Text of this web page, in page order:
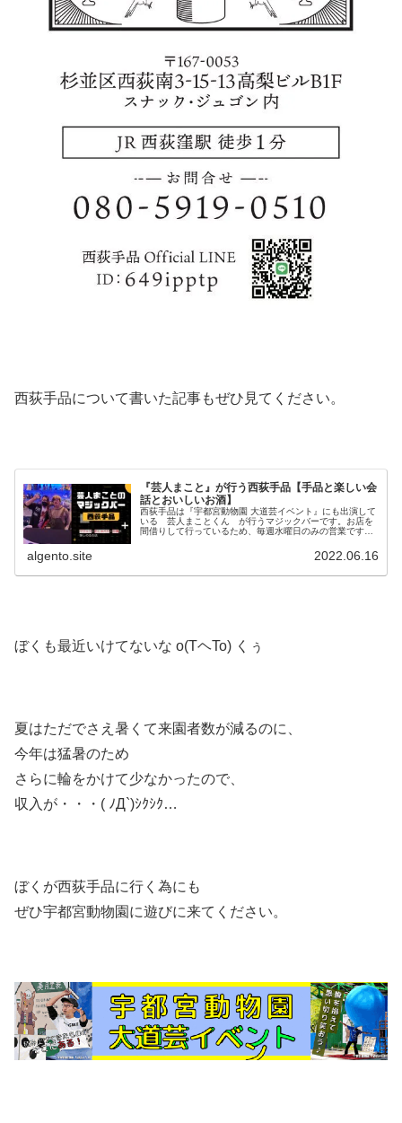
西荻手品について書いた記事もぜひ見てください。
『芸人まこと』が行う西荻手品【手品と楽しい会
話とおいしいお酒】
西荻手品は『宇都宮動物園 大道芸イベント』にも出演して
いる 芸人まことくん が行うマジックバーです。お店を
間借りして行っているため、毎週水曜日のみの営業です。
algento.site 2022.06.16
ぼくも最近いけてないな o(TヘTo) くぅ
夏はただでさえ暑くて来園者数が減るのに、
今年は猛暑のため
さらに輪をかけて少なかったので、
収入が・・・( ﾉД`)ｼｸｼｸ…
ぼくが西荻手品に行く為にも
ぜひ宇都宮動物園に遊びに来てください。